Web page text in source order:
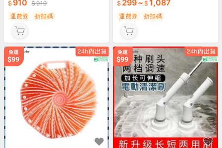
910
919
運費券
折扣碼
299~ 1,087
運費券 折扣碼